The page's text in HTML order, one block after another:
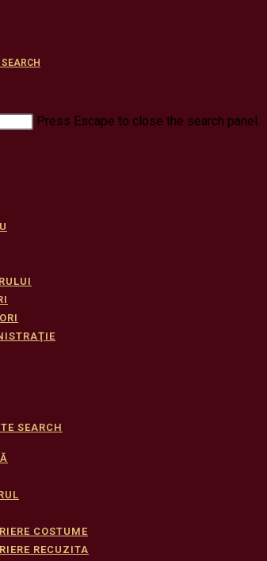
Press Escape to close the search panel.
SEARCH
COSTUME
RECUZITA